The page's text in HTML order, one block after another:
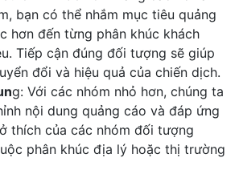
bạn có thể nhắm mục tiêu quảng
hơn đến từng phân khúc khách
Tiếp cận đúng đối tượng sẽ giúp
đổi và hiệu quả của chiến dịch.
g: Với các nhóm nhỏ hơn, chúng ta
nội dung quảng cáo và đáp ứng
thích của các nhóm đối tượng
phân khúc địa lý hoặc thị trường